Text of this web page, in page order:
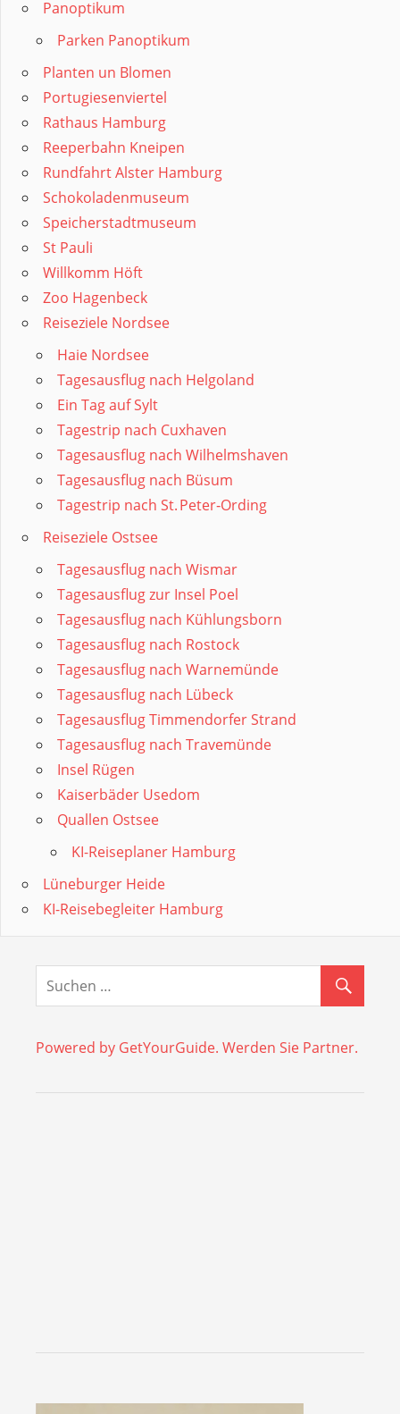
Panoptikum
Parken Panoptikum
Planten un Blomen
Portugiesenviertel
Rathaus Hamburg
Reeperbahn Kneipen
Rundfahrt Alster Hamburg
Schokoladenmuseum
Speicherstadtmuseum
St Pauli
Willkomm Höft
Zoo Hagenbeck
Reiseziele Nordsee
Haie Nordsee
Tagesausflug nach Helgoland
Ein Tag auf Sylt
Tagestrip nach Cuxhaven
Tagesausflug nach Wilhelmshaven
Tagesausflug nach Büsum
Tagestrip nach St. Peter‑Ording
Reiseziele Ostsee
Tagesausflug nach Wismar
Tagesausflug zur Insel Poel
Tagesausflug nach Kühlungsborn
Tagesausflug nach Rostock
Tagesausflug nach Warnemünde
Tagesausflug nach Lübeck
Tagesausflug Timmendorfer Strand
Tagesausflug nach Travemünde
Insel Rügen
Kaiserbäder Usedom
Quallen Ostsee
KI-Reiseplaner Hamburg
Lüneburger Heide
KI-Reisebegleiter Hamburg
Powered by GetYourGuide. Werden Sie Partner.